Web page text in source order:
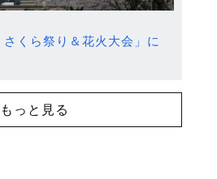
さくら祭り＆花火大会」に
もっと見る